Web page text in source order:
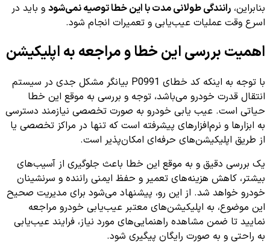
بنابراین، رانندگی طولانی مدت با این خطا توصیه نمی‌شود و باید در
اسرع وقت عملیات عیب‌یابی و تعمیرات انجام شود.
اهمیت بررسی این خطا و مراجعه به اپلیکیشن
با توجه به اینکه کد خطای P0991 بیانگر مشکل جدی در سیستم
انتقال قدرت خودرو می‌باشد، توجه و بررسی به موقع این خطا
حیاتی است. عیب یابی خودرو به صورت تخصصی نیازمند دسترسی
به ابزارها و نرم‌افزارهای پیشرفته است که تنها در مراکز تخصصی یا
از طریق اپلیکیشن‌های حرفه‌ای امکان‌پذیر است.
یک بررسی دقیق و به موقع این خطا باعث جلوگیری از آسیب‌های
بیشتر، کاهش هزینه‌های تعمیر و حفظ ایمنی راننده و سرنشینان
خودرو خواهد شد. از این رو، پیشنهاد می‌شود برای مدیریت صحیح
این موضوع، به اپلیکیشن‌های معتبر عیب‌یابی خودرو مراجعه
نمایید تا ضمن مشاهده راهنمایی‌های مورد نیاز، فرایند عیب‌یابی
به راحتی و به صورت رایگان پیگیری شود.